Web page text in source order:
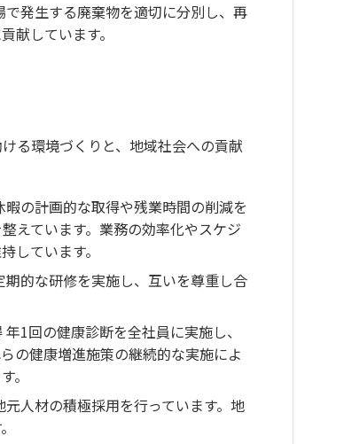
発生する廃棄物を適切に分別し、再
献しています。
る環境づくりと、地域社会への貢献
の計画的な取得や残業時間の削減を
えています。業務の効率化やスケジ
しています。
的な研修を実施し、互いを尊重し合
1回の健康診断を全社員に実施し、
の健康増進施策の継続的な実施によ
。
人材の積極採用を行っています。地